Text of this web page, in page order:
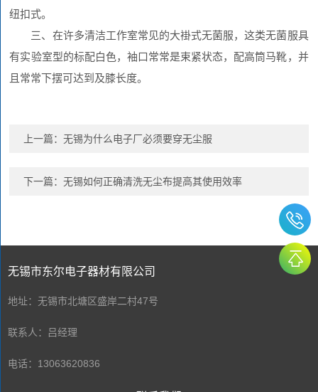
纽扣式。
三、在许多清洁工作室常见的大褂式无菌服，这类无菌服具
有实验室型的标配白色，袖口常常是束紧状态，配高筒马靴，并
且常常下摆可达到及膝长度。
上一篇：无锡为什么电子厂必须要穿无尘服
下一篇：无锡如何正确清洗无尘布提高其使用效率
无锡市东尔电子器材有限公司
地址：无锡市北塘区盛岸二村47号
联系人：吕经理
电话：13063620836